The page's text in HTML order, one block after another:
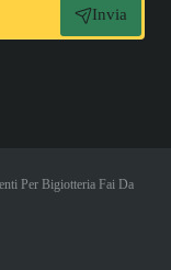
Invia
Per Bigiotteria Fai Da